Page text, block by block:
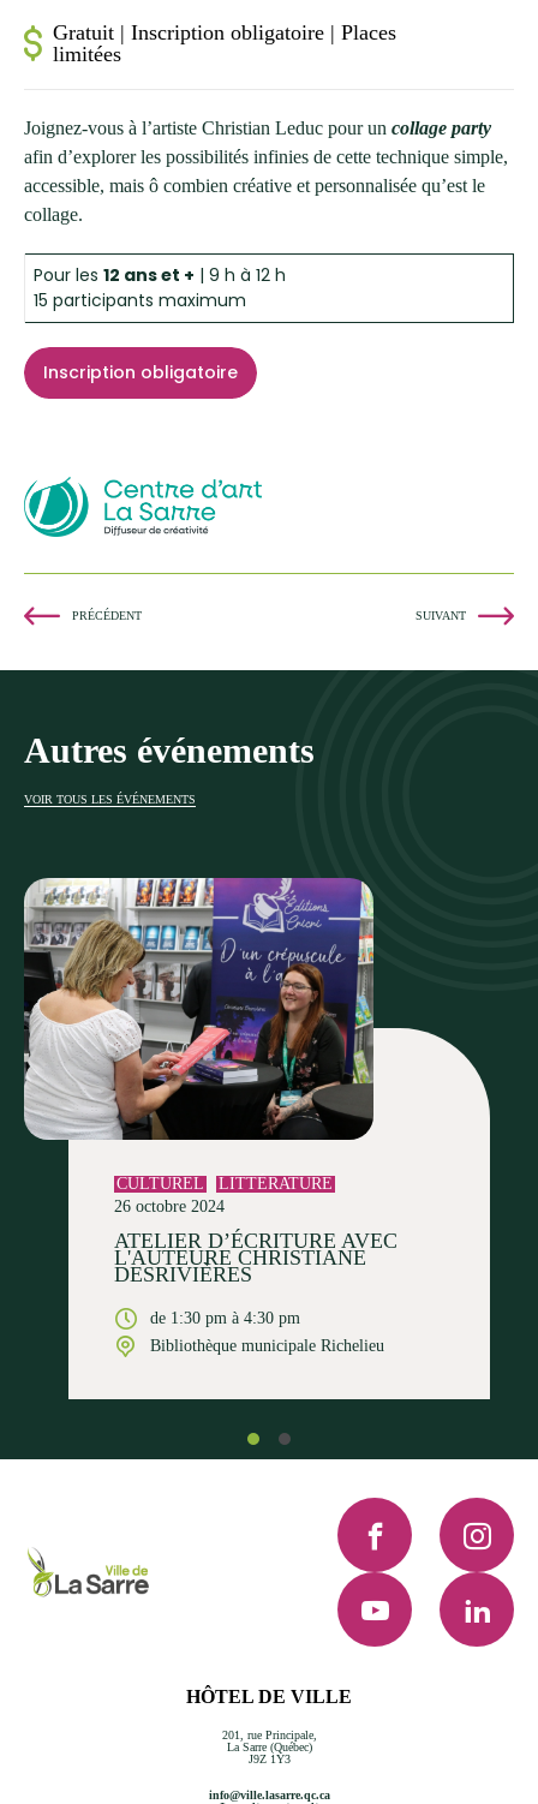
Gratuit | Inscription obligatoire | Places
limitées
Joignez-vous à l’artiste Christian Leduc pour un collage party
afin d’explorer les possibilités infinies de cette technique simple,
accessible, mais ô combien créative et personnalisée qu’est le
collage.
Pour les 12 ans et + | 9 h à 12 h
15 participants maximum
Inscription obligatoire
PRÉCÉDENT SUIVANT
Autres événements
VOIR TOUS LES ÉVÉNEMENTS
CULTUREL
LITTÉRATURE
26 octobre 2024
ATELIER D’ÉCRITURE AVEC
L'AUTEURE CHRISTIANE
DESRIVIÈRES
de 1:30 pm à 4:30 pm
Bibliothèque municipale Richelieu
HÔTEL DE VILLE
201, rue Principale,
La Sarre (Québec)
J9Z 1Y3
info@ville.lasarre.qc.ca
Facebook
YouTube